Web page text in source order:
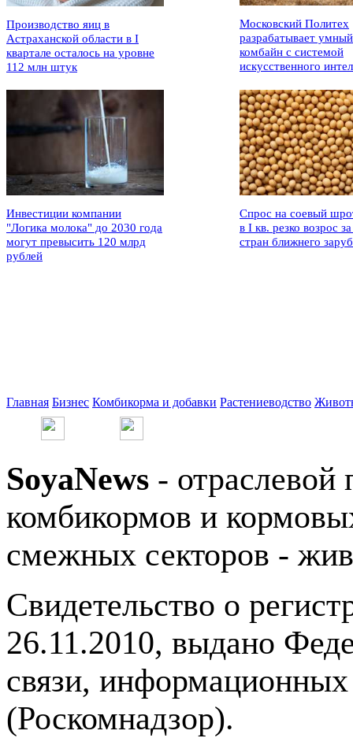
Производство яиц в
Астраханской области в I
квартале осталось на уровне
112 млн штук
Московский Политех
разрабатывает умный
комбайн с системой
искусственного
Инвестиции компании
"Логика молока" до 2030 года
могут превысить 120 млрд
рублей
Спрос на соевый
в I кв. резко возрос
стран ближнего
Главная Бизнес Комбикорма и добавки Растениеводство
SoyaNews - отраслевой
комбикормов и
смежных секторов -
Свидетельство о
26.11.2010, выдано
связи,
(Роскомнадзор).